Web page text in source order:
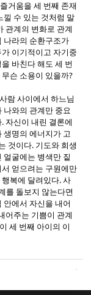
거움을 세 번째 존재
낄 수 있는 것처럼 말
관계의 변화로 관계
나라의 순환구조가
이기적이고 자기중
바친다 해도 세 번
슨 소용이 있을까?
람 사이에서 하느님
나와의 관계만 중요
.자신이 내린 결론에
생명의 에너지가 고
것이다. 기도와 희생
얼굴에는 병색만 짙
얻으려는 구원에만
복에 달려있다.사
를 돌보지 않는다면
안에서 자신을 내어
어주는 기쁨이 관계
세 번째 아이의 이